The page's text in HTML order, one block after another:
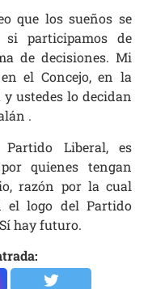
que los sueños se
participamos de
de decisiones. Mi
el Concejo, en la
ustedes lo decidan
.
Liberal, es
quienes tengan
razón por la cual
logo del Partido
hay futuro.